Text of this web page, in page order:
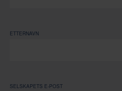
ETTERNAVN
SELSKAPETS E-POST